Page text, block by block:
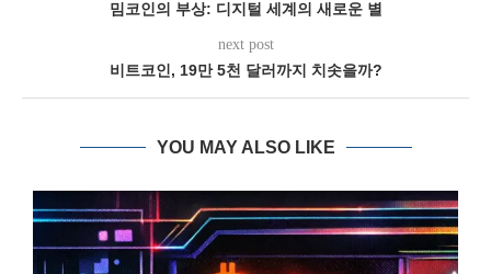
밈코인의 부상: 디지털 세계의 새로운 별
next post
비트코인, 19만 5천 달러까지 치솟을까?
YOU MAY ALSO LIKE